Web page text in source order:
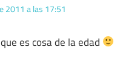
2011 a las 17:51
es cosa de la edad